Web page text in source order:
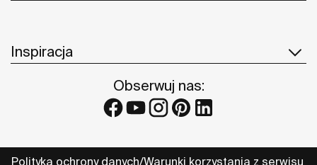
Inspiracja
Obserwuj nas:
Polityka ochrony danych Warunki korzystania z serwisu